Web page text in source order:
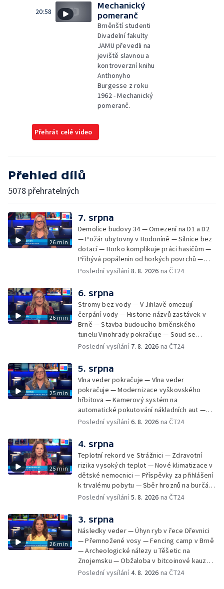
20:58
Mechanický
pomeranč
Brněnští studenti
Divadelní fakulty
JAMU převedli na
jeviště slavnou a
kontroverzní knihu
Anthonyho
Burgesse z roku
1962 - Mechanický
pomeranč.
Přehrát celé video
Přehled dílů
5078 přehratelných
26 min
7. srpna
Demolice budovy 34 — Omezení na D1 a D2
— Požár ubytovny v Hodoníně — Silnice bez
dotací — Horko komplikuje práci hasičům —
Přibývá popálenin od horkých povrchů —
Začíná prodej burčáku — Vedra komplikují
Poslední vysílání8. 8. 2026 na ČT24
26 min
6. srpna
Stromy bez vody — V Jihlavě omezují
čerpání vody — Historie názvů zastávek v
Brně — Stavba budoucího brněnského
tunelu Vinohrady pokračuje — Soud se
žhářem zlínského baru — Odložení bourání
Czech Rally Zlín — Začal 7. ročník festivalu
Pop Messe — Přestavba mostu v Hodoníně
— Fenomén památníčků
Poslední vysílání 7. 8. 2026 na ČT24
25 min
5. srpna
Vlna veder pokračuje — Vlna veder
pokračuje — Modernizace vyškovského
hřbitova — Kamerový systém na
automatické pokutování nákladních aut —
Demolice vyhořelé budovy ve Zlíně — Případ
stadionu na Vyškovsku — Výstraha před
bouřkami — Brno hostí Mezinárodní kytarový
festival — Očkování po kousnutí netopýrem
Poslední vysílání6. 8. 2026 na ČT24
25 min
4. srpna
Teplotní rekord ve Strážnici — Zdravotní
rizika vysokých teplot — Nové klimatizace v
dětské nemocnici — Příspěvky za přihlášení
k trvalému pobytu — Sběr hroznů na burčák
— Dokončení oprav vedení — Skončil termín
vody v obcích — Vyschlá koryta potoků —
Sdílení strážníků na Brněnsku
Poslední vysílání5. 8. 2026 na ČT24
26 min
3. srpna
Následky veder — Úhyn ryb v řece Dřevnici
— Přemnožené vosy — Fencing camp v Brně
— Archeologické nálezy u Těšetic na
Znojemsku — Obžaloba v bitcoinové kauze
— Přestavba silnice přes Bzenec na
Poslední vysílání4. 8. 2026 na ČT24